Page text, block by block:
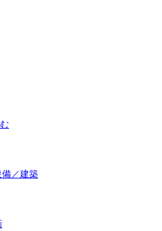
／建築